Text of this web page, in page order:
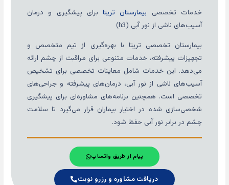
خدمات تخصصی بیمارستان تریتابرای پیشگیری و درمان
آسیب‌های ناشی از نور آبی (h3)
بیمارستان تخصصی تریتا با بهره‌گیری از تیم متخصص و
تجهیزات پیشرفته، خدمات متنوعی برای مراقبت از چشم ارائه
می‌دهد. این خدمات شامل معاینات تخصصی برای تشخیص
آسیب‌های ناشی از نور آبی، درمان‌های پیشرفته و جراحی‌های
تخصصی است. همچنین برنامه‌های مشاوره‌ای برای پیشگیری
شخصی‌سازی شده در اختیار بیماران قرار می‌گیرد تا سلامت
چشم در برابر نور آبی حفظ شود.
پیام از طریق واتساپ
دریافت مشاوره و رزرو نوبت